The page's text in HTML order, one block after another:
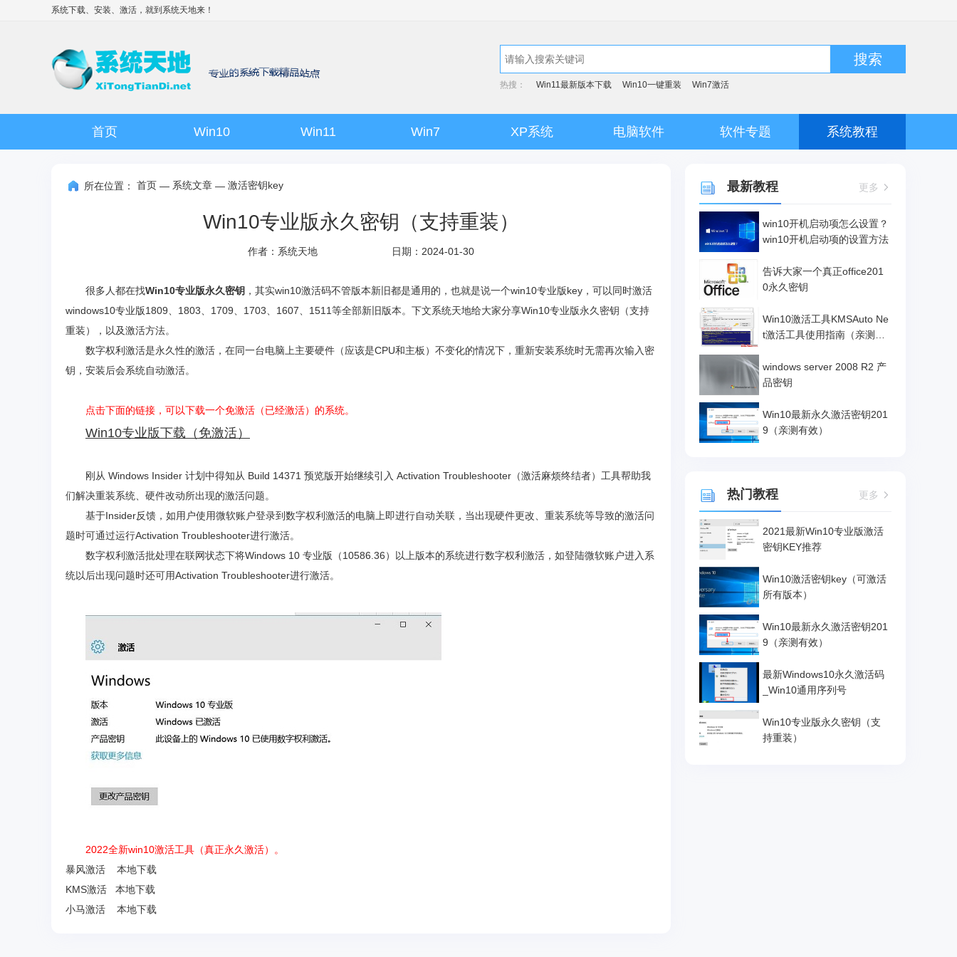
系统下载、安装、激活，就到 系统天地来！
搜索
热搜： Win11最新版本下载 Win10一键重装 Win7激活
首页 Win10 Win11 Win7 XP系统 电脑软件 软件专题 系统教程
所在位置： 首页 — 系统文章 — 激活密钥key
Win10专业版永久密钥（支持重装）
作者：系统天地 日期：2024-01-30
很多人都在找Win10专业版永久密钥 ，其实win10激活码不管版本新旧都是通用的，也就是说一个win10专业版key，可以同时激活
windows10专业版1809、1803、1709、1703、1607、1511等全部新旧版本。下文系统天地给大家分享Win10专业版永久密钥（支持
重装），以及激活方法。
数字权利激活是永久性的激活，在同一台电脑上主要硬件（应该是CPU和主板）不变化的情况下，重新安装系统时无需再次输入密
钥，安装后会系统自动激活。
点击下面的链接，可以下载一个免激活（已经激活）的系统。
Win10专业版下载（免激活）
刚从 Windows Insider 计划中得知从 Build 14371 预览版开始继续引入 Activation Troubleshooter（激活麻烦终结者）工具帮助我
们解决重装系统、硬件改动所出现的激活问题。
基于Insider反馈，如用户使用微软账户登录到数字权利激活的电脑上即进行自动关联，当出现硬件更改、重装系统等导致的激活问
题时可通过运行Activation Troubleshooter进行激活。
数字权利激活批处理在联网状态下将Windows 10 专业版（10586.36）以上版本的系统进行数字权利激活，如登陆微软账户进入系
统以后出现问题时还可用Activation Troubleshooter进行激活。
2022全新win10激活工具（真正永久激活）。
暴风激活 本地下载
KMS激活 本地下载
小马激活 本地下载
最新教程 更多
win10开机启动项怎么设置？
win10开机启动项的设置方法
告诉大家一个真正office201
0永久密钥
Win10激活工具KMSAuto Ne
t激活工具使用指南（亲测有
windows server 2008 R2 产
品密钥
Win10最新永久激活密钥201
9（亲测有效）
热门教程 更多
2021最新Win10专业版激活
密钥KEY推荐
Win10激活密钥key（可激活
所有版本）
Win10最新永久激活密钥201
9（亲测有效）
最新Windows10永久激活码
_Win10通用序列号
Win10专业版永久密钥（支
持重装）